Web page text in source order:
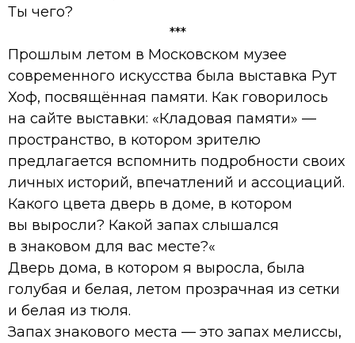
Ты чего?
***
Прошлым летом в Московском музее
современного искусства была выставка Рут
Хоф, посвящённая памяти. Как говорилось
на сайте выставки: «Кладовая памяти» —
пространство, в котором зрителю
предлагается вспомнить подробности своих
личных историй, впечатлений и ассоциаций.
Какого цвета дверь в доме, в котором
вы выросли? Какой запах слышался
в знаковом для вас месте?«
Дверь дома, в котором я выросла, была
голубая и белая, летом прозрачная из сетки
и белая из тюля.
Запах знакового места — это запах мелиссы,